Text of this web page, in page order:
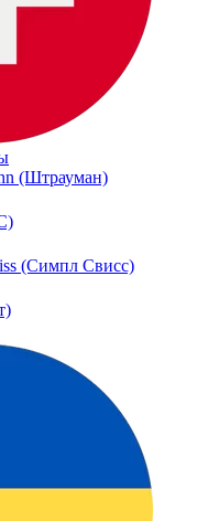
(Штрауман)
(Симпл Свисс)